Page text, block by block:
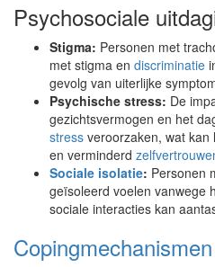
Psychosociale
Stigma: Personen met
met stigma en discriminatie
gevolg van uiterlijke
Psychische stress: De
gezichtsvermogen en het
stress veroorzaken, wat kan
en verminderd
Sociale isolatie: Personen
geïsoleerd voelen vanwege
sociale interacties kan
Copingmechanismen